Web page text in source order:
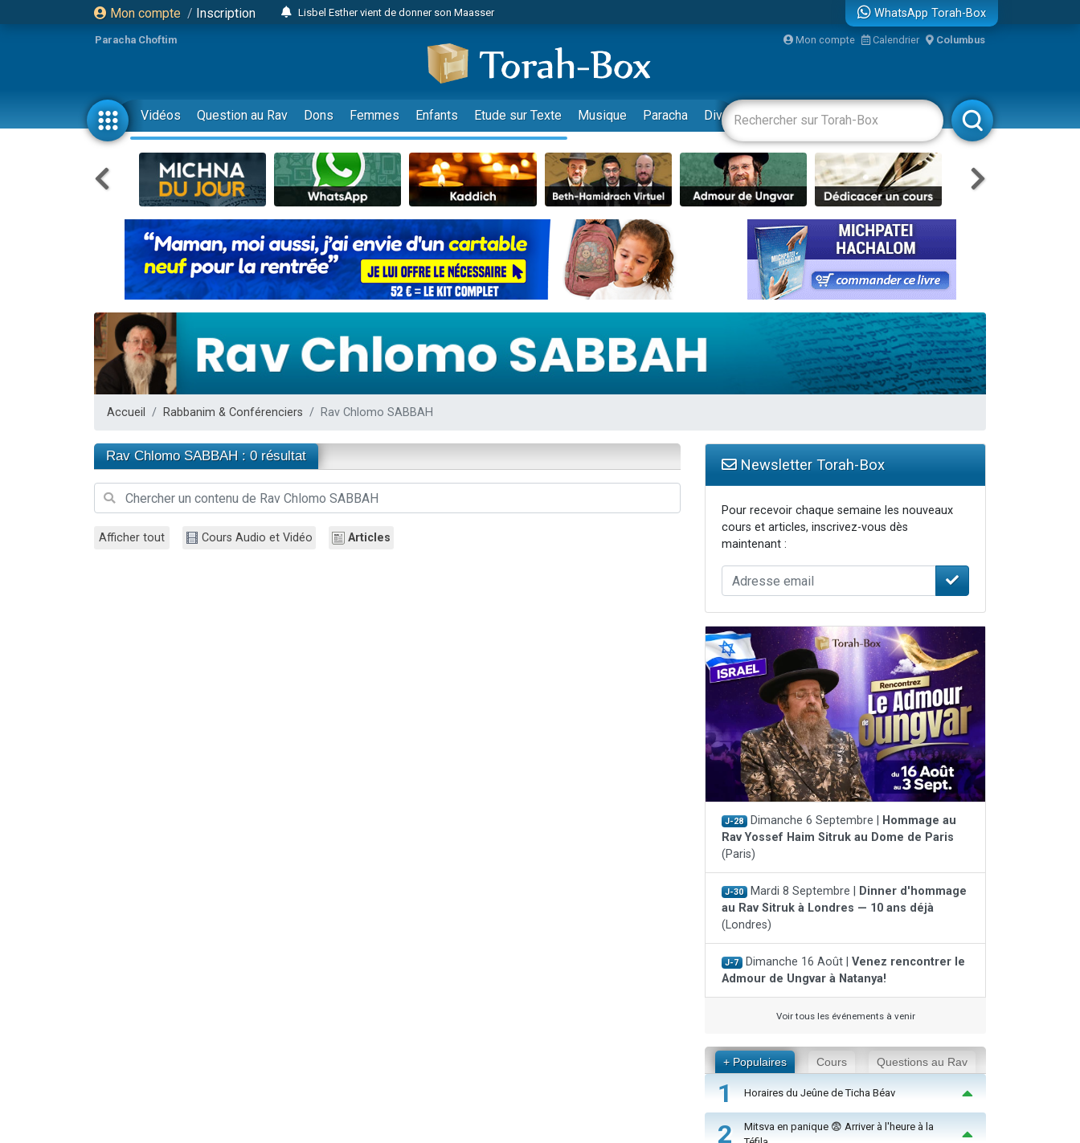
Mon compte / Inscription
Lisbel Esther vient de donner son Maasser
3 personnes viennent de nous rejoindre sur WhatsApp
11 personnes viennent de demander une bénédiction
3 personnes viennent de faire un don pour Diane, 80 ans, dans un appartement insalubre
Il reste 49 places pour étudier en groupe sur Zoom
2 personnes viennent de nous rejoindre sur WhatsApp
29 personnes viennent de demander une bénédiction
Il reste 49 places pour étudier en groupe sur Zoom
2 personnes viennent de nous rejoindre sur WhatsApp
6 personnes viennent de nous rejoindre sur WhatsApp
4 personnes viennent de faire un don pour Reloger Rivka, 6 enfants, victime de violences...
2 personnes viennent de faire un don pour 1 Journée de Vacances Pour les Enfants
17 personnes viennent de demander une bénédiction
Il reste 49 places pour étudier en groupe sur Zoom
Eva vient de donner son Maasser
3 personnes viennent de nous rejoindre sur WhatsApp
3 personnes viennent de faire un don pour Événements Torah-Box
WhatsApp Torah-Box
Paracha Choftim Mon compte Calendrier Columbus
Vidéos Question au Rav Dons Femmes Enfants Etude sur Texte Musique Paracha Divertissements Livres Rabbanim
Accueil Rabbanim & Conférenciers Rav Chlomo SABBAH
Rav Chlomo SABBAH : 0 résultat
Afficher tout Cours Audio et Vidéo Articles
Newsletter Torah-Box
Pour recevoir chaque semaine les nouveaux
cours et articles, inscrivez-vous dès
maintenant :
J-28 Dimanche 6 Septembre |
Hommage au
Rav Yossef Haim Sitruk au Dome de Paris
(Paris)
J-30 Mardi 8 Septembre |
Dinner d'hommage
au Rav Sitruk à Londres — 10 ans déjà
(Londres)
J-7 Dimanche 16 Août | Venez rencontrer le
Admour de Ungvar à Natanya!
Voir tous les événements à venir
+ Populaires Cours Questions au Rav
1 Horaires du Jeûne de Ticha Béav
2
Mitsva en panique 😨 Arriver à l'heure à la